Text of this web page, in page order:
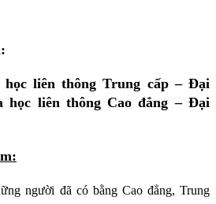
liên thông Trung cấp – Đại
học liên thông Cao đẳng – Đại
người đã có bằng Cao đẳng, Trung